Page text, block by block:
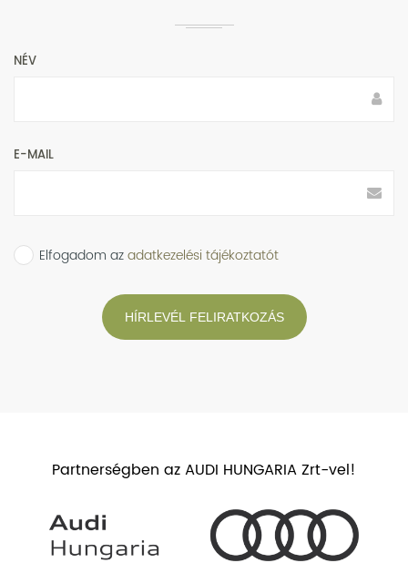
NÉV
E-MAIL
Elfogadom azadatkezelési tájékoztatót
HÍRLEVÉL FELIRATKOZÁS
Partnerségben az AUDI HUNGARIA Zrt-vel!